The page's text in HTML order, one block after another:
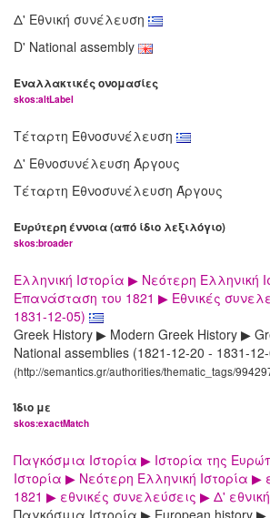
Δ' Εθνική συνέλευση
D' National assembly
Εναλλακτικές ονομασίες
skos:altLabel
Τέταρτη Εθνοσυνέλευση
Δ' Εθνοσυνέλευση Άργους
Τέταρτη Εθνοσυνέλευση Άργους
Ευρύτερη έννοια (από ίδιο λεξιλόγιο)
skos:broader
Ελληνική Ιστορία ▶ Νεότερη Ελληνική
Επανάσταση του 1821 ▶ Εθνικές
1831-12-05)
Greek History ▶ Modern Greek History ▶
National assemblies (1821-12-20 - 1831-
(http://semantics.gr/authorities/thematic_tags/
Ίδιο με
skos:exactMatch
Παγκόσμια Ιστορία ▶ Ιστορία της
Ιστορία ▶ Νεότερη Ελληνική Ιστορία
1821 ▶ εθνικές συνελεύσεις ▶ Δ'